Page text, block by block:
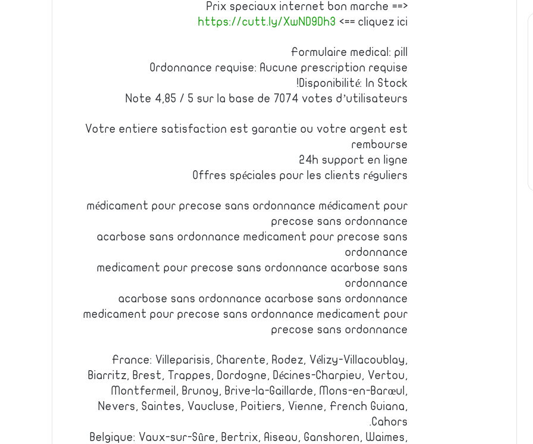
Prix speciaux internet bon marche ==>
https://cutt.ly/XwND9Dh3 <== cliquez ici
Formulaire medical: pill
Ordonnance requise: Aucune prescription requise
Disponibilité: In Stock!
Note 4,85 / 5 sur la base de 7074 votes d’utilisateurs
Votre entiere satisfaction est garantie ou votre argent est
rembourse
24h support en ligne
Offres spéciales pour les clients réguliers
médicament pour precose sans ordonnance médicament pour
precose sans ordonnance
acarbose sans ordonnance medicament pour precose sans
ordonnance
medicament pour precose sans ordonnance acarbose sans
ordonnance
acarbose sans ordonnance acarbose sans ordonnance
medicament pour precose sans ordonnance medicament pour
precose sans ordonnance
France: Villeparisis, Charente, Rodez, Vélizy-Villacoublay,
Biarritz, Brest, Trappes, Dordogne, Décines-Charpieu, Vertou,
Montfermeil, Brunoy, Brive-la-Gaillarde, Mons-en-Barœul,
Nevers, Saintes, Vaucluse, Poitiers, Vienne, French Guiana,
Cahors.
Belgique: Vaux-sur-Sûre, Bertrix, Aiseau, Ganshoren, Waimes,